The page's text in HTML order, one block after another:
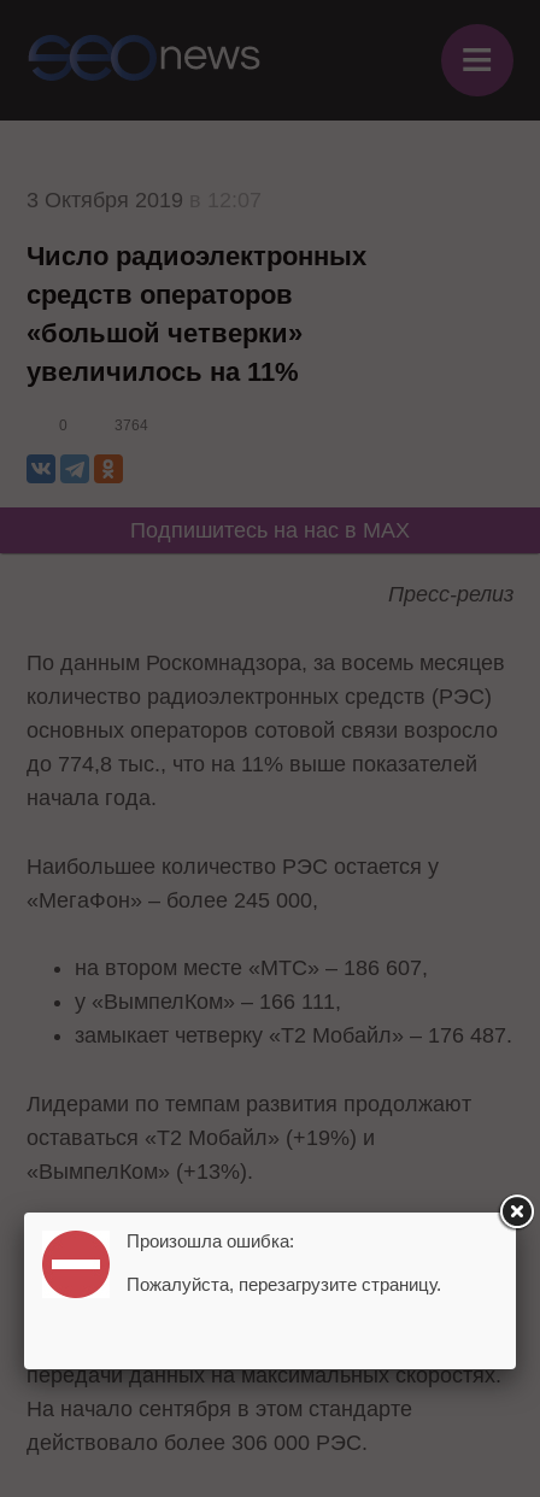
≡
3 Октября 2019
Число радиоэлектронных
средств операторов
«большой четверки»
увеличилось на 11%
0 3764
Подпишитесь на нас в MAX
Пресс-релиз
По данным Роскомнадзора, за восемь месяцев
количество радиоэлектронных средств (РЭС)
основных операторов сотовой связи возросло
до 774,8 тыс., что на 11% выше показателей
начала года.
Наибольшее количество РЭС остается у
«МегаФон» – более 245 000,
на втором месте «МТС» – 186 607,
у «ВымпелКом» – 166 111,
замыкает четверку «Т2 Мобайл» – 176 487.
Лидерами по темпам развития продолжают
оставаться «Т2 Мобайл» (+19%) и
«ВымпелКом» (+13%).
Рост числа РЭС происходит преимущественно
за счет развития сетей четвертого поколения
передачи данных на максимальных скоростях.
На начало сентября в этом стандарте
действовало более 306 000 РЭС.
Произошла ошибка:
Пожалуйста, перезагрузите страницу.